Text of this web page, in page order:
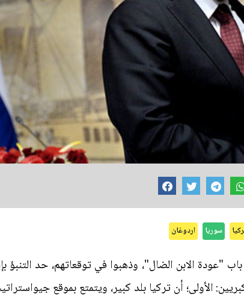
سوريا اردوغان
الابن الضال"، وذهبوا في توقعاتهم، حد التنبؤ
الأولى؛ أن تركيا بلد كبير، ويتمتع بموقع